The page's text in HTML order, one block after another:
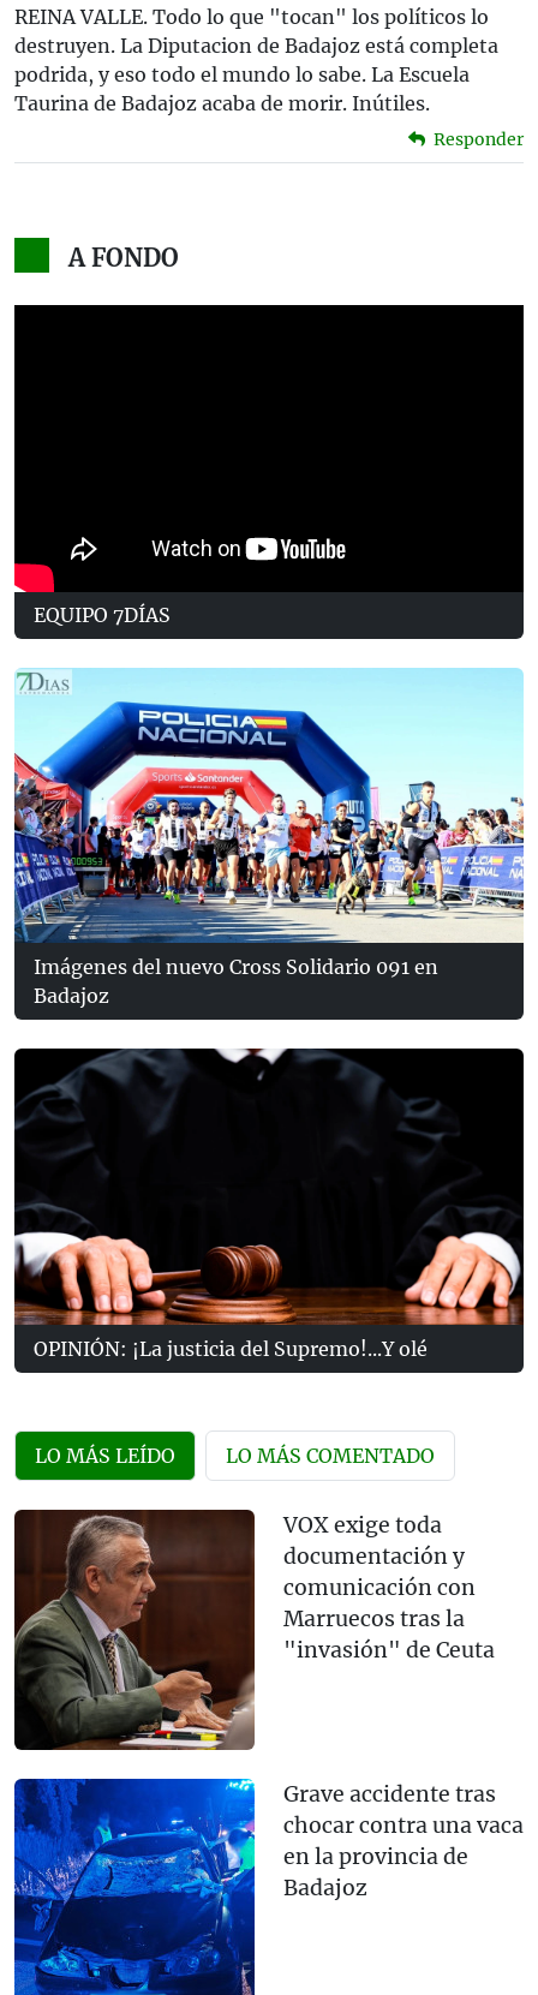
REINA VALLE. Todo lo que "tocan" los políticos lo
destruyen. La Diputacion de Badajoz está completa
podrida, y eso todo el mundo lo sabe. La Escuela
Taurina de Badajoz acaba de morir. Inútiles.
Responder
A FONDO
EQUIPO 7DÍAS
Imágenes del nuevo Cross Solidario 091 en
Badajoz
OPINIÓN: ¡La justicia del Supremo!...Y olé
LO MÁS LEÍDO LO MÁS COMENTADO
VOX exige toda
documentación y
comunicación con
Marruecos tras la
"invasión" de Ceuta
Grave accidente tras
chocar contra una vaca
en la provincia de
Badajoz